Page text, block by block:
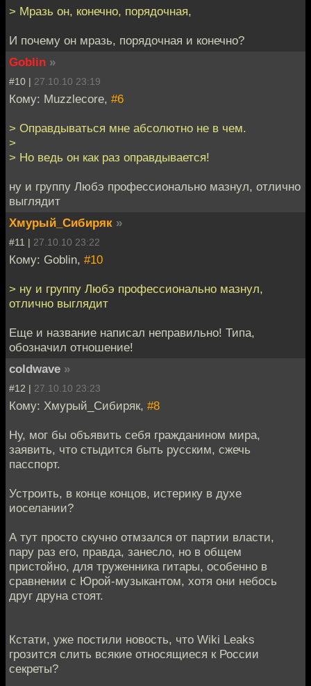
> Мразь он, конечно, порядочная,
И почему он мразь, порядочная и конечно?
Goblin »
#10 | 27.10.10 23:19
Кому: Muzzlecore, #6
> Оправдываться мне абсолютно не в чем.
>
> Но ведь он как раз оправдывается!
ну и группу Любэ профессионально мазнул, отлично
выглядит
Хмурый_Сибиряк »
#11 | 27.10.10 23:22
Кому: Goblin, #10
> ну и группу Любэ профессионально мазнул,
отлично выглядит
Еще и название написал неправильно! Типа,
обозначил отношение!
coldwave »
#12 | 27.10.10 23:23
Кому: Хмурый_Сибиряк, #8
Ну, мог бы объявить себя гражданином мира,
заявить, что стыдится быть русским, сжечь
пасспорт.
Устроить, в конце концов, истерику в духе
иоселании?
А тут просто скучно отмзался от партии власти,
пару раз его, правда, занесло, но в общем
пристойно, для труженника гитары, особенно в
сравнении с Юрой-музыкантом, хотя они небось
друг друна стоят.
Кстати, уже постили новость, что Wiki Leaks
грозится слить всякие относящиеся к России
секреты?